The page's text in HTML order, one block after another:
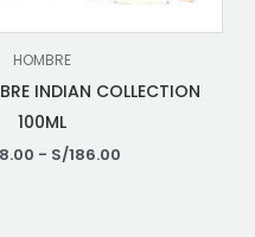
HOMBRE
INDIAN COLLECTION
100ML
- S/186.00